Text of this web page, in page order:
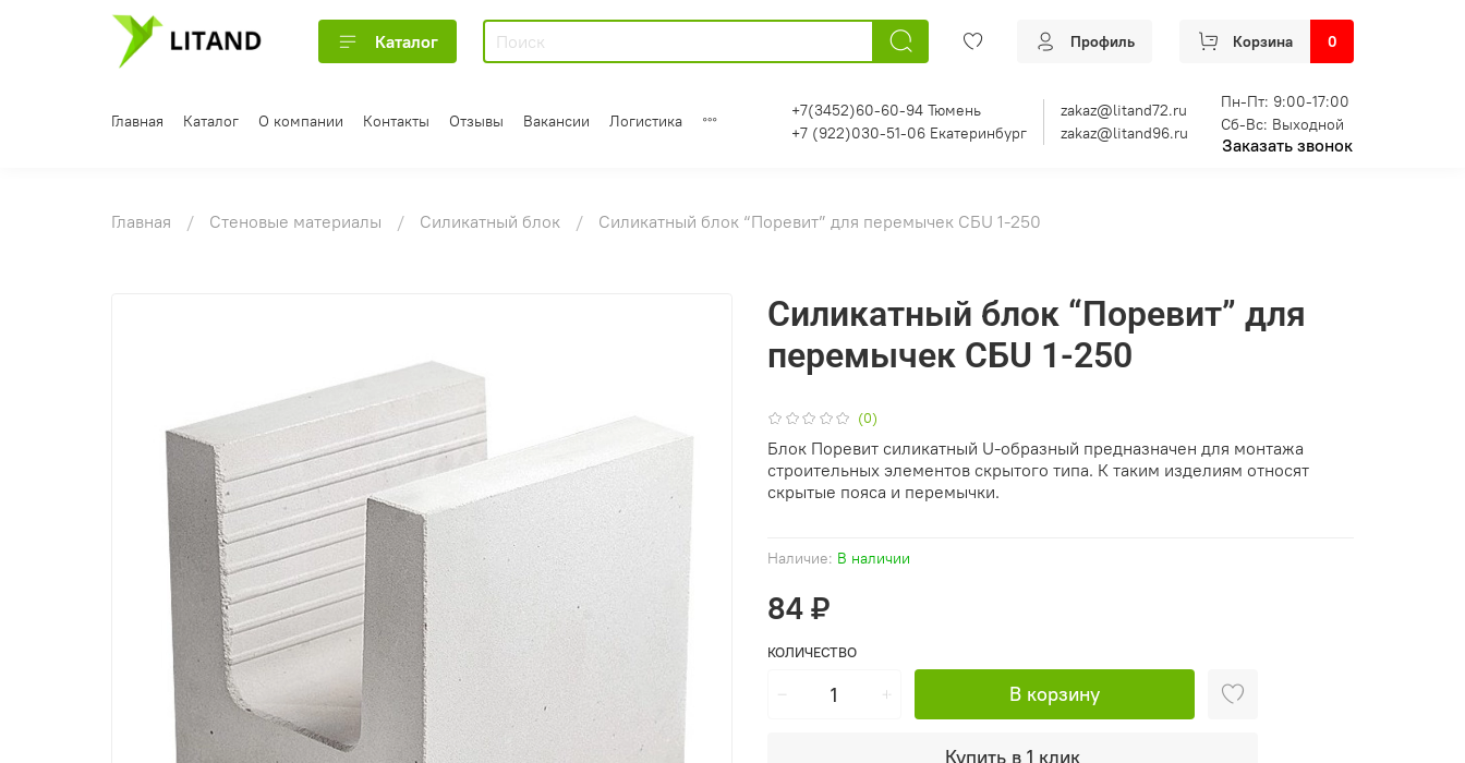
Каталог Профиль Корзина 0
Главная Каталог О компании Контакты Отзывы Вакансии Логистика
+7(3452)60-60-94 Тюмень
zakaz@litand72.ru
+7 (922)030-51-06 Екатеринбург
zakaz@litand96.ru
Пн-Пт: 9:00-17:00
Сб-Вс: Выходной
Заказать звонок
Главная Стеновые материалы Силикатный блок Силикатный блок “Поревит” для перемычек СБU 1-250
(0)
Наличие: В наличии
Силикатный блок “Поревит” для
перемычек СБU 1-250
84 ₽
КОЛИЧЕСТВО
В корзину
Купить в 1 клик
Блок Поревит силикатный U-образный предназначен для монтажа
строительных элементов скрытого типа. К таким изделиям относят
скрытые пояса и перемычки.